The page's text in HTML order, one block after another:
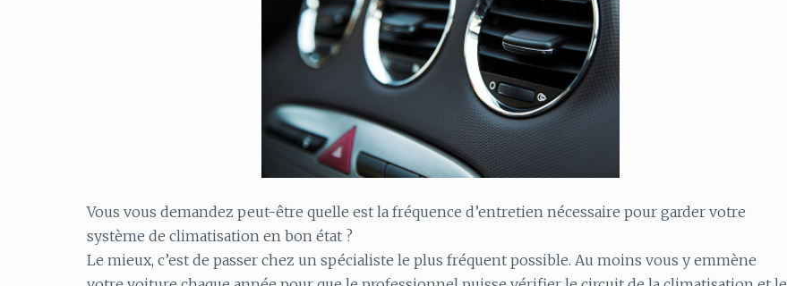
Vous vous demandez peut-être quelle est la fréquence d’entretien nécessaire pour garder votre
système de climatisation en bon état ?
Le mieux, c’est de passer chez un spécialiste le plus fréquent possible. Au moins vous y emmène